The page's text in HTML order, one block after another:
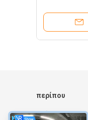
περίπου
Σπίτι